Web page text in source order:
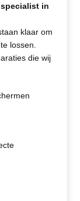
in
klaar om
lossen.
die wij